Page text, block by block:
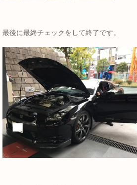
最後に最終チェックをして終了です。